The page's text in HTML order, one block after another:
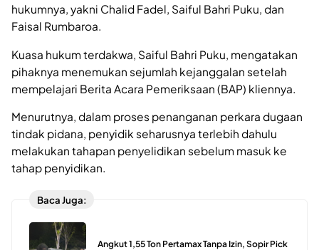
hukumnya, yakni Chalid Fadel, Saiful Bahri Puku, dan
Faisal Rumbaroa.
Kuasa hukum terdakwa, Saiful Bahri Puku, mengatakan
pihaknya menemukan sejumlah kejanggalan setelah
mempelajari Berita Acara Pemeriksaan (BAP) kliennya.
Menurutnya, dalam proses penanganan perkara dugaan
tindak pidana, penyidik seharusnya terlebih dahulu
melakukan tahapan penyelidikan sebelum masuk ke
tahap penyidikan.
Baca Juga:
Angkut 1,55 Ton Pertamax Tanpa Izin, Sopir Pick